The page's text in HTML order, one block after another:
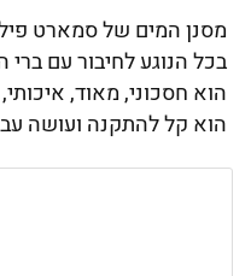
מסנן המים של סמארט
בכל הנוגע לחיבור עם
הוא חסכוני, מאוד,
הוא קל להתקנה ועושה